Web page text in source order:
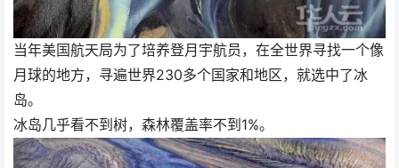
当年美国航天局为了培养登月宇航员，在全世界寻找一个像
月球的地方，寻遍世界230多个国家和地区，就选中了冰
岛。
冰岛几乎看不到树，森林覆盖率不到1%。